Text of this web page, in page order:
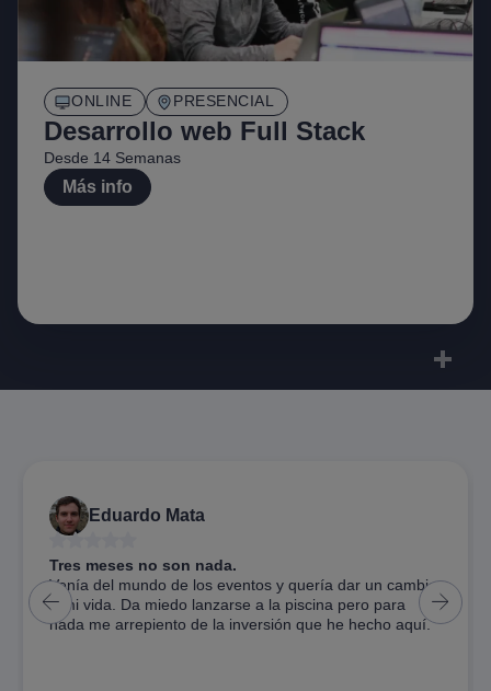
ONLINE PRESENCIAL
Desarrollo web Full Stack
Desde 14 Semanas
Más info
Eduardo Mata
Tres meses no son nada.
Venía del mundo de los eventos y quería dar un cambio
a mi vida. Da miedo lanzarse a la piscina pero para
nada me arrepiento de la inversión que he hecho aquí.